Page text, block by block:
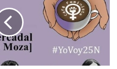
varias escenas de la vida
de los malos tratos entre
el Consejero de Políticas
Justicia, Conrado Escobar, ha